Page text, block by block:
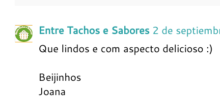
Entre Tachos e Sabores 2 de
Que lindos e com aspecto delicioso :)
Beijinhos
Joana